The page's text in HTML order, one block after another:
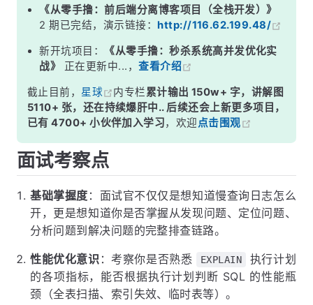
记忆口诀
总结
《从零手撸：前后端分离博客项目（全栈开发）》
2 期已完结，演示链接： http://116.62.199.48/
新开坑项目：
《从零手撸：秒杀系统高并发优化实
战》
正在更新中...，查看介绍
截止目前， 星球 内专栏累计输出 150w+ 字，讲解图
5110+ 张，还在持续爆肝中.. 后续还会上新更多项目，
已有 4700+ 小伙伴加入学习，欢迎点击围观
面试考察点
基础掌握度 ：面试官不仅仅是想知道慢查询日志怎么
开，更是想知道你是否掌握从发现问题、定位问题、
分析问题到解决问题的完整排查链路。
性能优化意识 ：考察你是否熟悉 EXPLAIN
执行计划
的各项指标，能否根据执行计划判断 SQL 的性能瓶
颈（全表扫描、索引失效、临时表等）。